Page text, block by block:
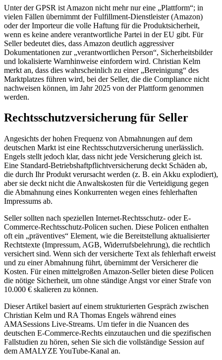
Unter der GPSR ist Amazon nicht mehr nur eine „Plattform“; in
vielen Fällen übernimmt der Fulfillment-Dienstleister (Amazon)
oder der Importeur die volle Haftung für die Produktsicherheit,
wenn es keine andere verantwortliche Partei in der EU gibt. Für
Seller bedeutet dies, dass Amazon deutlich aggressiver
Dokumentationen zur „verantwortlichen Person“, Sicherheitsbilder
und lokalisierte Warnhinweise einfordern wird. Christian Kelm
merkt an, dass dies wahrscheinlich zu einer „Bereinigung“ des
Marktplatzes führen wird, bei der Seller, die die Compliance nicht
nachweisen können, im Jahr 2025 von der Plattform genommen
werden.
Rechtsschutzversicherung für Seller
Angesichts der hohen Frequenz von Abmahnungen auf dem
deutschen Markt ist eine Rechtsschutzversicherung unerlässlich.
Engels stellt jedoch klar, dass nicht jede Versicherung gleich ist.
Eine Standard-Betriebshaftpflichtversicherung deckt Schäden ab,
die durch Ihr Produkt verursacht werden (z. B. ein Akku explodiert),
aber sie deckt nicht die Anwaltskosten für die Verteidigung gegen
die Abmahnung eines Konkurrenten wegen eines fehlerhaften
Impressums ab.
Seller sollten nach speziellen Internet-Rechtsschutz- oder E-
Commerce-Rechtsschutz-Policen suchen. Diese Policen enthalten
oft ein „präventives“ Element, wie die Bereitstellung aktualisierter
Rechtstexte (Impressum, AGB, Widerrufsbelehrung), die rechtlich
versichert sind. Wenn sich der versicherte Text als fehlerhaft erweist
und zu einer Abmahnung führt, übernimmt der Versicherer die
Kosten. Für einen mittelgroßen Amazon-Seller bieten diese Policen
die nötige Sicherheit, um ohne ständige Angst vor einer Strafe von
10.000 € skalieren zu können.
Dieser Artikel basiert auf einem strukturierten Gespräch zwischen
Christian Kelm und RA Thomas Engels während eines
AMASessions Live-Streams. Um tiefer in die Nuancen des
deutschen E-Commerce-Rechts einzutauchen und die spezifischen
Fallstudien zu hören, sehen Sie sich die vollständige Session auf
dem AMALYZE YouTube-Kanal an.